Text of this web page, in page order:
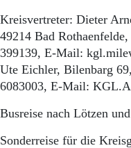
Kreisvertreter: Dieter
49214 Bad
399139, E-Mail:
Ute Eichler, Bilenbarg
6083003, E-Mail:
Busreise nach Lötzen
Sonderreise für die